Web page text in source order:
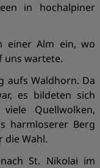
in hochalpiner
einer Alm ein, wo
uns wartete.
aufs Waldhorn. Da
es bildeten sich
Quellwolken,
harmloserer Berg
die Wahl.
St. Nikolai im